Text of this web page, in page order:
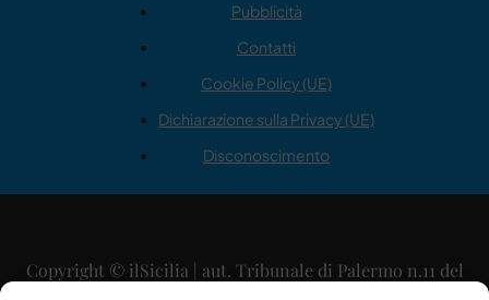
Pubblicità
Contatti
Cookie Policy (UE)
Dichiarazione sulla Privacy (UE)
Disconoscimento
Copyright © ilSicilia | aut. Tribunale di Palermo n.11 del